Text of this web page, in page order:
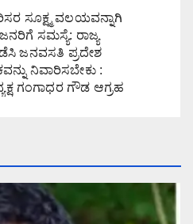
ಸೂಕ್ಷ್ಮ ವಲಯವನ್ನಾಗಿ
ಸಮಸ್ಯೆ: ರಾಜ್ಯ
ಜನವಸತಿ ಪ್ರದೇಶ
ನಿವಾರಿಸಬೇಕು :
ಗಂಗಾಧರ ಗೌಡ ಆಗ್ರಹ